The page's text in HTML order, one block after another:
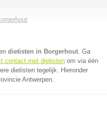
dietisten in Borgerhout. Ga
contact met dietisten om via één
dietisten tegelijk. Hieronder
Antwerpen.